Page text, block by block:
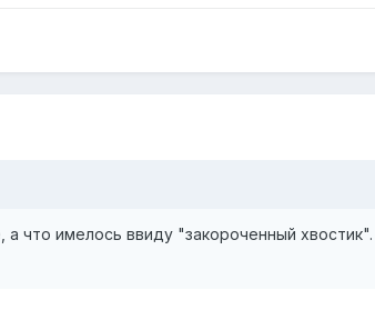
а что имелось ввиду "закороченный